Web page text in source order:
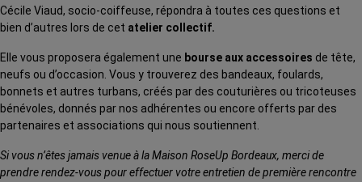
Cécile Viaud, socio-coiffeuse, répondra à toutes ces questions et
bien d’autres lors de cet atelier collectif.
Elle vous proposera également une bourse aux accessoires de tête,
neufs ou d’occasion. Vous y trouverez des bandeaux, foulards,
bonnets et autres turbans, créés par des couturières ou tricoteuses
bénévoles, donnés par nos adhérentes ou encore offerts par des
partenaires et associations qui nous soutiennent.
Si vous n’êtes jamais venue à la Maison RoseUp Bordeaux, merci de
prendre rendez-vous pour effectuer votre entretien de première rencontre